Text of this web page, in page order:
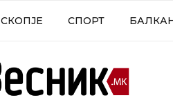
СКОПЈЕ СПОРТ